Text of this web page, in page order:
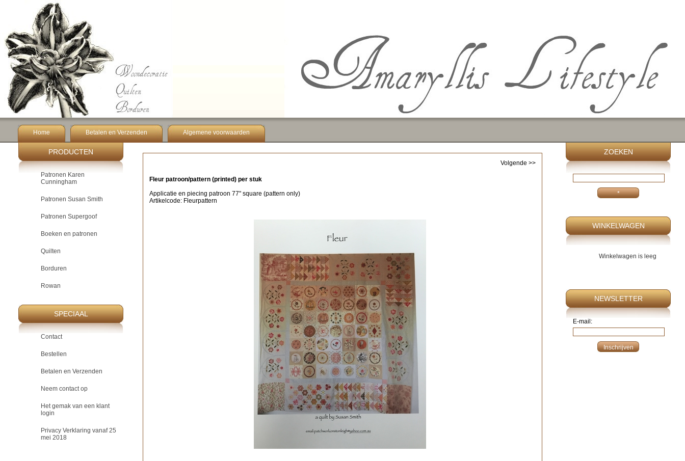
Home Betalen en Verzenden Algemene voorwaarden
PRODUCTEN
Patronen Karen
Cunningham
Patronen Susan Smith
Patronen Supergoof
Boeken en patronen
Quilten
Borduren
Rowan
SPECIAAL
Contact
Bestellen
Betalen en Verzenden
Neem contact op
Het gemak van een klant
login
Privacy Verklaring vanaf 25
mei 2018
ZOEKEN
WINKELWAGEN
Winkelwagen is leeg
NEWSLETTER
E-mail:
Volgende >>
Fleur patroon/pattern (printed) per stuk
Applicatie en piecing patroon 77" square (pattern only)
Artikelcode: Fleurpattern